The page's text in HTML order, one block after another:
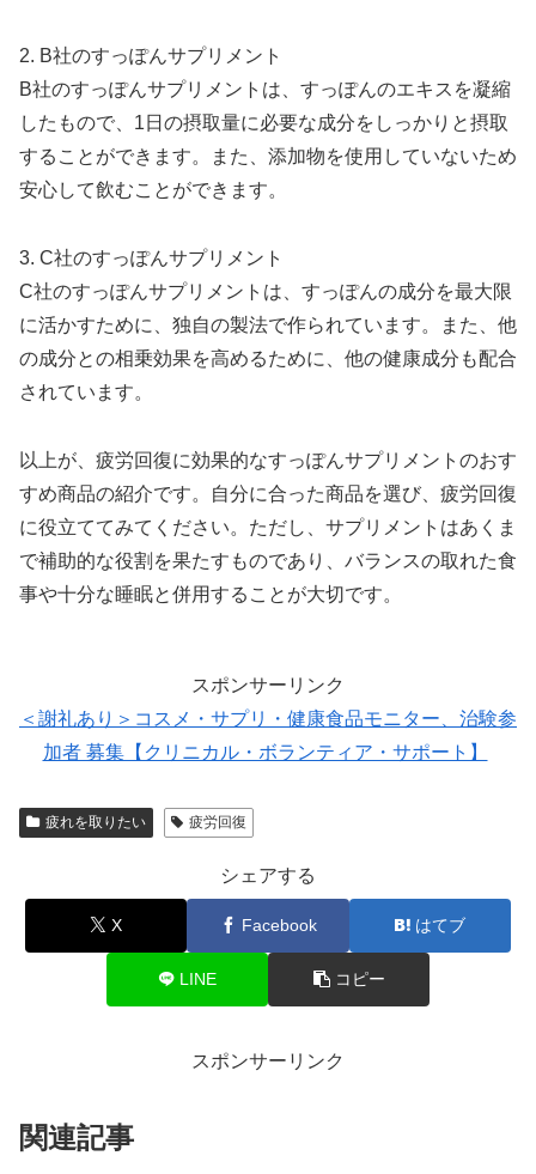
2. B社のすっぽんサプリメント
B社のすっぽんサプリメントは、すっぽんのエキスを凝縮
したもので、1日の摂取量に必要な成分をしっかりと摂取
することができます。また、添加物を使用していないため
安心して飲むことができます。
3. C社のすっぽんサプリメント
C社のすっぽんサプリメントは、すっぽんの成分を最大限
に活かすために、独自の製法で作られています。また、他
の成分との相乗効果を高めるために、他の健康成分も配合
されています。
以上が、疲労回復に効果的なすっぽんサプリメントのおす
すめ商品の紹介です。自分に合った商品を選び、疲労回復
に役立ててみてください。ただし、サプリメントはあくま
で補助的な役割を果たすものであり、バランスの取れた食
事や十分な睡眠と併用することが大切です。
スポンサーリンク
＜謝礼あり＞コスメ・サプリ・健康食品モニター、治験参
加者 募集【クリニカル・ボランティア・サポート】
疲れを取りたい 疲労回復
シェアする
X Facebook はてブ
LINE コピー
スポンサーリンク
関連記事